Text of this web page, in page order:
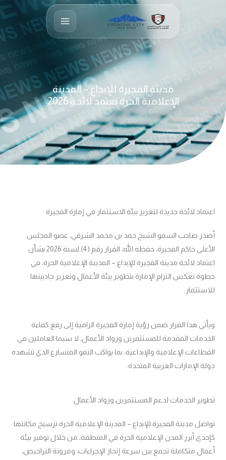
مدينة الفجيرة للإبداع – المدينة
الإعلامية الحرة تعتمد لائحة 2026
اعتماد لائحة جديدة لتعزيز بيئة الاستثمار في إمارة الفجيرة
أصدر صاحب السمو الشيخ حمد بن محمد الشرقي، عضو المجلس
الأعلى حاكم الفجيرة، حفظه الله، القرار رقم (4) لسنة 2026 بشأن
اعتماد لائحة مدينة الفجيرة للإبداع – المدينة الإعلامية الحرة، في
خطوة تعكس التزام الإمارة بتطوير بيئة الأعمال وتعزيز جاذبيتها
للاستثمار.
ويأتي هذا القرار ضمن رؤية إمارة الفجيرة الرامية إلى رفع كفاءة
الخدمات المقدمة للمستثمرين ورواد الأعمال، لا سيما العاملين في
القطاعات الإعلامية والإبداعية، بما يواكب النمو المتسارع الذي تشهده
دولة الإمارات العربية المتحدة.
تطوير الخدمات لدعم المستثمرين ورواد الأعمال
تواصل مدينة الفجيرة للإبداع – المدينة الإعلامية الحرة ترسيخ مكانتها
كإحدى أبرز المدن الإعلامية الحرة في المنطقة، من خلال توفير بيئة
أعمال متكاملة تجمع بين سرعة إنجاز الإجراءات، ومرونة التراخيص،